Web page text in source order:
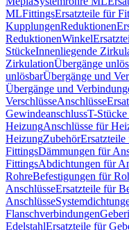
MLFittingsErsatzteile für
KupplungenReduktionen
ReduktionenWinkel
StückeInnenliegende
ZirkulationÜbergänge
unlösbarÜbergänge und
Übergänge und
VerschlüsseAnschlüsse
GewindeanschlussT-
HeizungAnschlüsse für
HeizungZubehör
FittingsDämmungen für
FittingsAbdichtungen für
RohreBefestigungen für
AnschlüsseErsatzteile für
Anschlüsse
Flanschverbindungen
EdelstahlErsatzteile für